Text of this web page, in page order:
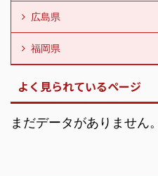
広島県
福岡県
よく見られているページ
まだデータがありません。